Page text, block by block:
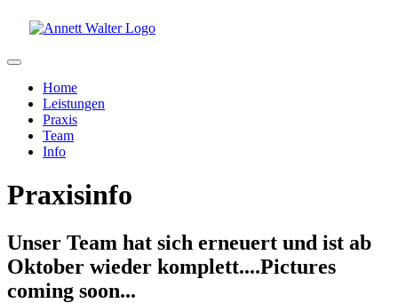
Home
Leistungen
Praxis
Team
Info
Praxisinfo
Unser Team hat sich erneuert und ist ab
Oktober wieder komplett....Pictures
coming soon...